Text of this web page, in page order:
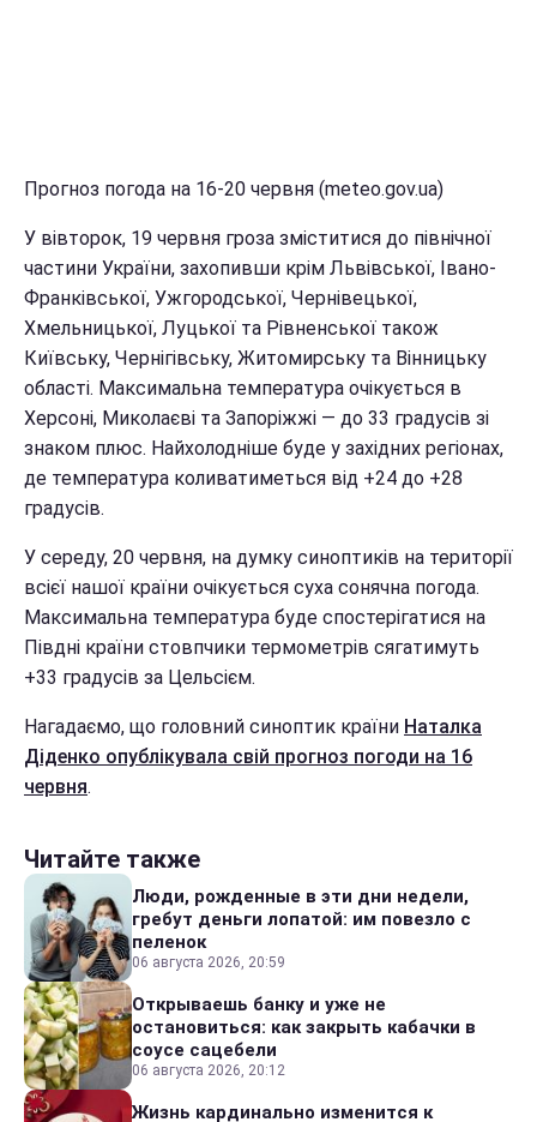
Прогноз погода на 16-20 червня (meteo.gov.ua)
У вівторок, 19 червня гроза зміститися до північної
частини України, захопивши крім Львівської, Івано-
Франківської, Ужгородської, Чернівецької,
Хмельницької, Луцької та Рівненської також
Київську, Чернігівську, Житомирську та Вінницьку
області. Максимальна температура очікується в
Херсоні, Миколаєві та Запоріжжі — до 33 градусів зі
знаком плюс. Найхолодніше буде у західних регіонах,
де температура коливатиметься від +24 до +28
градусів.
У середу, 20 червня, на думку синоптиків на території
всієї нашої країни очікується суха сонячна погода.
Максимальна температура буде спостерігатися на
Півдні країни стовпчики термометрів сягатимуть
+33 градусів за Цельсієм.
Нагадаємо, що головний синоптик країни Наталка
Діденко опублікувала свій прогноз погоди на 16
червня.
Читайте также
Люди, рожденные в эти дни недели,
гребут деньги лопатой: им повезло с
пеленок
06 августа 2026, 20:59
Открываешь банку и уже не
остановиться: как закрыть кабачки в
соусе сацебели
06 августа 2026, 20:12
Жизнь кардинально изменится к